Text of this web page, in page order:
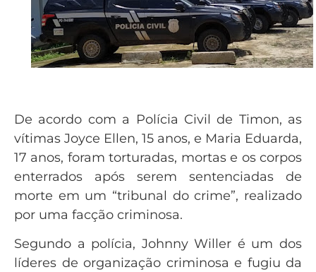
De acordo com a Polícia Civil de Timon, as
vítimas Joyce Ellen, 15 anos, e Maria Eduarda,
17 anos, foram torturadas, mortas e os corpos
enterrados após serem sentenciadas de
morte em um “tribunal do crime”, realizado
por uma facção criminosa.
Segundo a polícia, Johnny Willer é um dos
líderes de organização criminosa e fugiu da